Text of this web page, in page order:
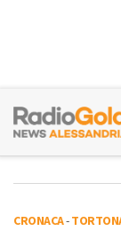
CRONACA-